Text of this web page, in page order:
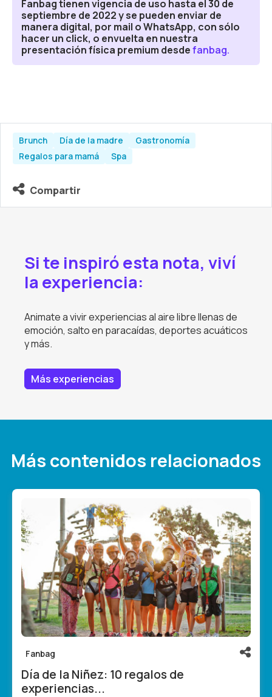
Fanbag
Gastronomía
Fanbag tienen vigencia de uso hasta el 30 de
septiembre de 2022 y se pueden enviar de
manera digital, por mail o WhatsApp, con sólo
hacer un click, o envuelta en nuestra
presentación física premium desdefanbag.
Brunch Día de la madre
Gastronomía
Regalos para mamá
Spa
Compartir
Si te inspiró esta nota, viví
la experiencia:
Animate a vivir experiencias al aire libre llenas de
emoción, salto en paracaídas, deportes acuáticos
y más.
Más experiencias
Más contenidos relacionados
Fanbag
Día de la Niñez: 10 regalos de
experiencias...